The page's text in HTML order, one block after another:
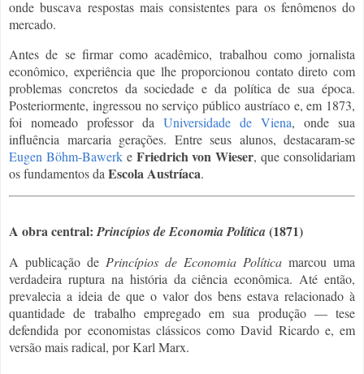
onde buscava respostas mais consistentes para os fenômenos do
mercado.
Antes de se firmar como acadêmico, trabalhou como jornalista
econômico, experiência que lhe proporcionou contato direto com
problemas concretos da sociedade e da política de sua época.
Posteriormente, ingressou no serviço público austríaco e, em 1873,
foi nomeado professor da Universidade de Viena, onde sua
influência marcaria gerações. Entre seus alunos, destacaram-se
Eugen Böhm-Bawerke Friedrich von Wieser, que consolidariam
os fundamentos da Escola Austríaca.
A obra central:Princípios de Economia Política(1871)
A publicação de Princípios de Economia Política marcou uma
verdadeira ruptura na história da ciência econômica. Até então,
prevalecia a ideia de que o valor dos bens estava relacionado à
quantidade de trabalho empregado em sua produção — tese
defendida por economistas clássicos como David Ricardo e, em
versão mais radical, por Karl Marx.